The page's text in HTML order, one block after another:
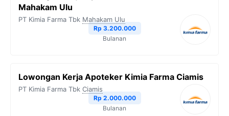
Mahakam Ulu
PT Kimia Farma Tbk Mahakam Ulu
Rp 3.200.000
Bulanan
Lowongan Kerja Apoteker Kimia Farma Ciamis
PT Kimia Farma Tbk Ciamis
Rp 2.000.000
Bulanan